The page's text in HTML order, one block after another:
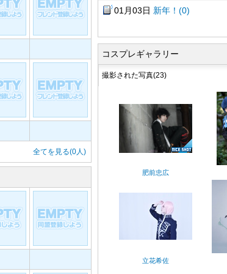
全てを見る(0人)
01月03日 新年！(0)
コスプレギャラリー
撮影された写真(23)
肥前忠広
立花希佐